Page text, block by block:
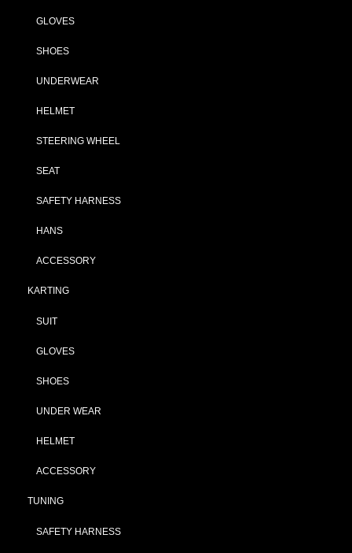
GLOVES
SHOES
UNDERWEAR
HELMET
STEERING WHEEL
SEAT
SAFETY HARNESS
HANS
ACCESSORY
KARTING
SUIT
GLOVES
SHOES
UNDER WEAR
HELMET
ACCESSORY
TUNING
SAFETY HARNESS